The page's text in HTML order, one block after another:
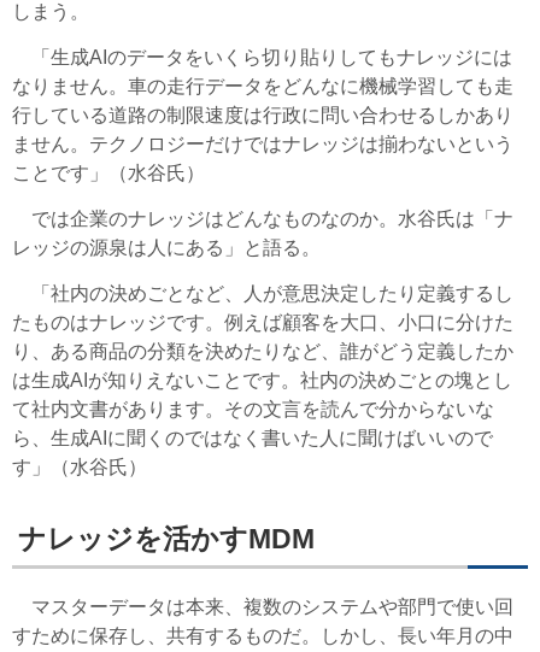
しまう。
「生成AIのデータをいくら切り貼りしてもナレッジには
なりません。車の走行データをどんなに機械学習しても走
行している道路の制限速度は行政に問い合わせるしかあり
ません。テクノロジーだけではナレッジは揃わないという
ことです」（水谷氏）
では企業のナレッジはどんなものなのか。水谷氏は「ナ
レッジの源泉は人にある」と語る。
「社内の決めごとなど、人が意思決定したり定義するし
たものはナレッジです。例えば顧客を大口、小口に分けた
り、ある商品の分類を決めたりなど、誰がどう定義したか
は生成AIが知りえないことです。社内の決めごとの塊とし
て社内文書があります。その文言を読んで分からないな
ら、生成AIに聞くのではなく書いた人に聞けばいいので
す」（水谷氏）
ナレッジを活かすMDM
マスターデータは本来、複数のシステムや部門で使い回
すために保存し、共有するものだ。しかし、長い年月の中